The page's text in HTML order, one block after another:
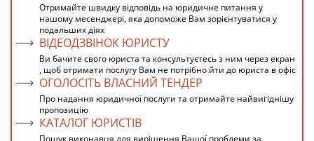
Отримайте швидку відповідь на юридичне питання у
нашому месенджері, яка допоможе Вам зорієнтуватися у
подальших діях
ВІДЕОДЗВІНОК ЮРИСТУ
Ви бачите свого юриста та консультуєтесь з ним через екран
, щоб отримати послугу Вам не потрібно йти до юриста в офіс
ОГОЛОСІТЬ ВЛАСНИЙ ТЕНДЕР
Про надання юридичної послуги та отримайте найвигіднішу
пропозицію
КАТАЛОГ ЮРИСТІВ
Пошук виконавця для вирішення Вашої проблеми за